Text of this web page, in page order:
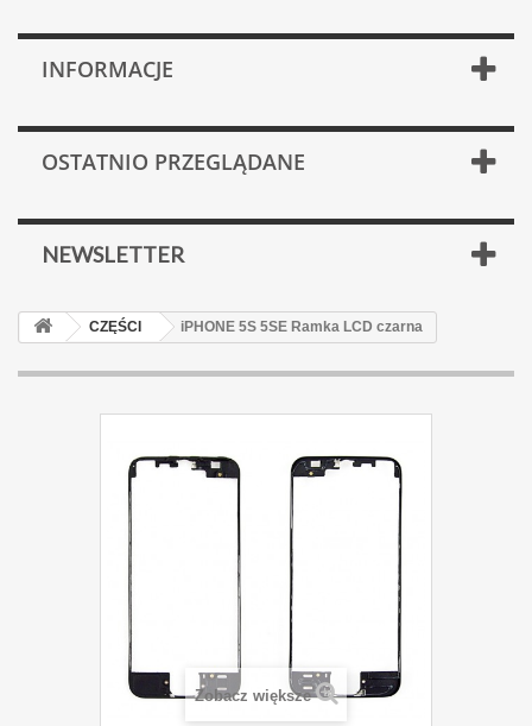
INFORMACJE
OSTATNIO PRZEGLĄDANE
NEWSLETTER
CZĘŚCI iPHONE 5S 5SE Ramka LCD czarna
Zobacz większe